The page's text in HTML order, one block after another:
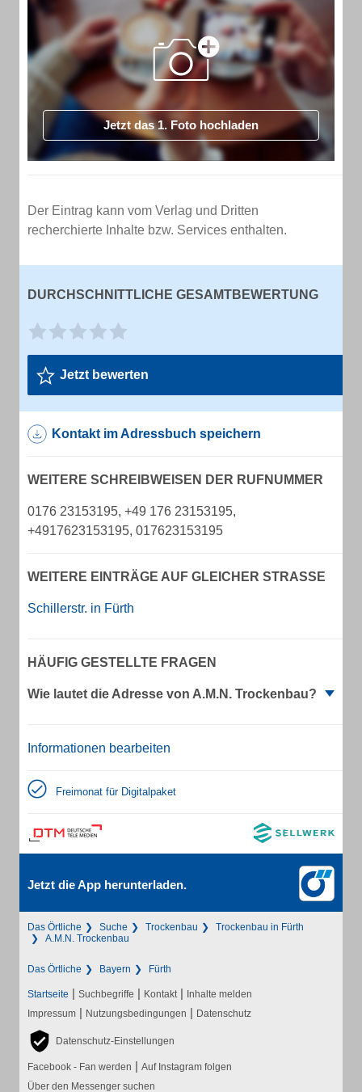
Jetzt das 1. Foto hochladen
Der Eintrag kann vom Verlag und Dritten
recherchierte Inhalte bzw. Services enthalten.
DURCHSCHNITTLICHE GESAMTBEWERTUNG
Jetzt bewerten
Kontakt im Adressbuch speichern
WEITERE SCHREIBWEISEN DER RUFNUMMER
0176 23153195, +49 176 23153195,
+4917623153195, 017623153195
WEITERE EINTRÄGE AUF GLEICHER STRASSE
Schillerstr. in Fürth
HÄUFIG GESTELLTE FRAGEN
Wie lautet die Adresse von A.M.N. Trockenbau?
Informationen bearbeiten
Freimonat für Digitalpaket
Jetzt die App herunterladen.
Das Örtliche Suche Trockenbau
Trockenbau in Fürth
A.M.N. Trockenbau
Das Örtliche Bayern Fürth
Startseite | Suchbegriffe | Kontakt | Inhalte melden
Impressum | Nutzungsbedingungen | Datenschutz
Datenschutz-Einstellungen
Facebook - Fan werden | Auf Instagram folgen
Über den Messenger suchen